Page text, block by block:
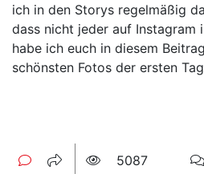
ich in den Storys regelmäßig
dass nicht jeder auf Instagram
habe ich euch in diesem
schönsten Fotos der ersten
5087